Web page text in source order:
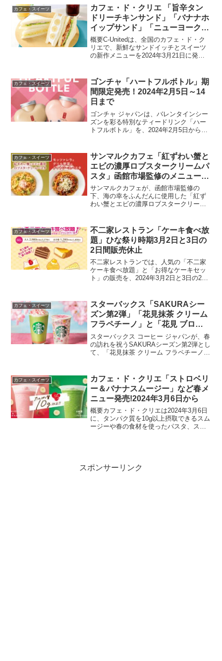
カフェ・スイーツ
カフェ・ド・クリエ 「旨辛タン
ドリーチキンサンド」「バナナホ
イップサンド」「ニューヨークチ
ーズケーキ」発売！2024年3月21
日から
概要C-Unitedは、全国のカフェ・ド・ク
リエで、新鮮なサンドイッチとスイーツ
の新作メニューを2024年3月21日に発売
イップサンド」のフレッシュサンドイッ
チメニュー...
カフェ・スイーツ
ゴンチャ「ハートフルボトル」期
間限定発売！2024年2月5日～14
日まで
ゴンチャ ジャパンは、バレンタインシー
ズンを彩る特別なティードリンク「ハー
トフルボトル」を、2024年2月5日から2
の「ハートフルボトル」の魅力をぜひご
堪能ください。...
カフェ・スイーツ
サンマルクカフェ「紅ずわい蟹と
エビの濃厚ロブスタークリームパ
スタ」函館市場監修のメニュー。
2024年3月15日に発売
サンマルクカフェが、函館市場監修の
下、海の幸をふんだんに使用した「紅ず
わい蟹とエビの濃厚ロブスタークリーム
ュッと詰まった濃厚でクリーミーな一皿
を提供します。メニュー...
カフェ・スイーツ
不二家レストラン「ケーキ食べ放
題」ひな祭り時期3月2日と3日の
2日間販売休止
不二家レストランでは、人気の「不二家
ケーキ食べ放題」と「お得なケーキセッ
ト」の販売を、2024年3月2日と3日の2日
プラザ店を除く全ての提供店舗で実施さ
れます。この期間...
カフェ・スイーツ
スターバックス「SAKURAシー
ズン第2弾」「花見抹茶 クリーム
フラペチーノ」と「花見 ブロン
ド ラテ」発売！2024年3月1日か
ら
スターバックス コーヒー ジャパンが、春
の訪れを祝うSAKURAシーズン第2弾とし
て、「花見抹茶 クリーム フラペチーノ」
ス リワード会員には特別に2月28日か...
カフェ・スイーツ
カフェ・ド・クリエ「ストロベリ
ー＆バナナスムージー」など春メ
ニュー発売!2024年3月6日から
概要カフェ・ド・クリエは2024年3月6日
に、タンパク質を10g以上摂取できるスム
ージーや春の食材を使ったパスタ、スイ
スポンサーリンク